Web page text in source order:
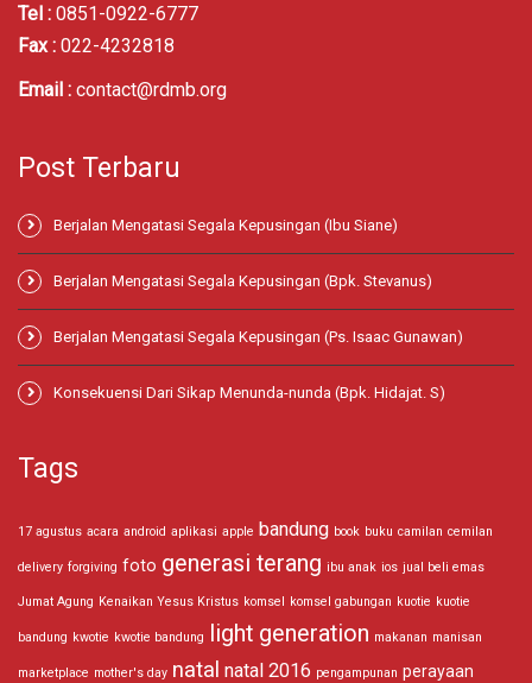
Tel : 0851-0922-6777
Fax : 022-4232818
Email : contact@rdmb.org
Post Terbaru
Berjalan Mengatasi Segala Kepusingan (Ibu Siane)
Berjalan Mengatasi Segala Kepusingan (Bpk. Stevanus)
Berjalan Mengatasi Segala Kepusingan (Ps. Isaac Gunawan)
Konsekuensi Dari Sikap Menunda-nunda (Bpk. Hidajat. S)
Tags
17 agustus acara android aplikasi apple bandung book buku camilan cemilan
delivery forgiving foto generasi terang ibu anak ios jual beli emas
Jumat Agung Kenaikan Yesus Kristus komsel komsel gabungan kuotie kuotie
bandung kwotie kwotie bandung light generation makanan manisan
marketplace mother's day natal natal 2016 pengampunan perayaan